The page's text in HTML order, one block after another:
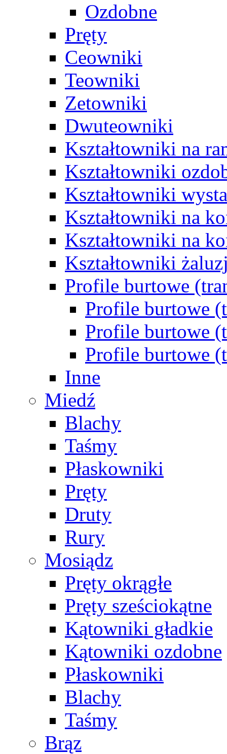
Ozdobne
Pręty
Ceowniki
Teowniki
Zetowniki
Dwuteowniki
Kształtowniki na
Kształtowniki
Kształtowniki
Kształtowniki na
Kształtowniki na
Kształtowniki
Profile burtowe
Profile burtowe
Profile burtowe
Profile burtowe
Inne
Miedź
Blachy
Taśmy
Płaskowniki
Pręty
Druty
Rury
Mosiądz
Pręty okrągłe
Pręty sześciokątne
Kątowniki gładkie
Kątowniki ozdobne
Płaskowniki
Blachy
Taśmy
Brąz